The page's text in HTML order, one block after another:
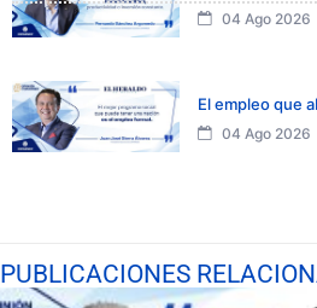
04 Ago 2026
El empleo que
04 Ago 2026
PUBLICACIONES